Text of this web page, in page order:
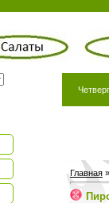
Главная »